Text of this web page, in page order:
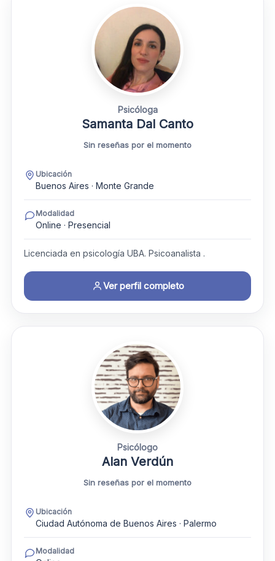
Psicóloga
Samanta Dal Canto
Sin reseñas por el momento
Ubicación
Buenos Aires · Monte Grande
Modalidad
Online · Presencial
Licenciada en psicología UBA. Psicoanalista .
Ver perfil completo
Psicólogo
Alan Verdún
Sin reseñas por el momento
Ubicación
Ciudad Autónoma de Buenos Aires · Palermo
Modalidad